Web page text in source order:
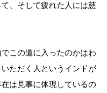
、そして疲れた人には慈
この道に入ったのかはわ
ただく人というインドが
は見事に体現しているの